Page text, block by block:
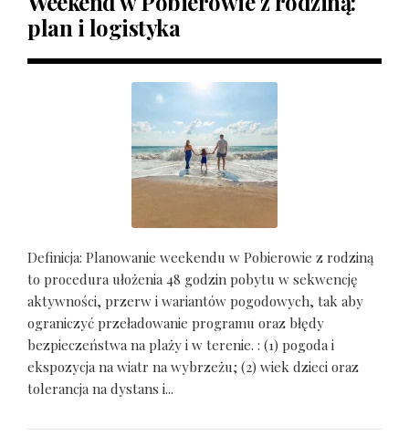
plan i logistyka
Definicja: Planowanie weekendu w Pobierowie z rodziną
to procedura ułożenia 48 godzin pobytu w sekwencję
aktywności, przerw i wariantów pogodowych, tak aby
ograniczyć przeładowanie programu oraz błędy
bezpieczeństwa na plaży i w terenie. : (1) pogoda i
ekspozycja na wiatr na wybrzeżu; (2) wiek dzieci oraz
tolerancja na dystans i...